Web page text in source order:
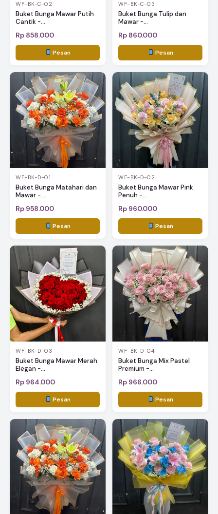
WF-BK-C-02
Buket Bunga Mawar Putih
Cantik -...
Rp 858.000
Pesan
WF-BK-C-03
Buket Bunga Tulip dan
Mawar -...
Rp 860.000
Pesan
WF-BK-D-01
Buket Bunga Matahari dan
Mawar -...
Rp 958.000
Pesan
WF-BK-D-02
Buket Bunga Mawar Pink
Penuh -...
Rp 960.000
Pesan
WF-BK-D-03
Buket Bunga Mawar Merah
Elegan -...
Rp 964.000
Pesan
WF-BK-D-04
Buket Bunga Mix Pastel
Premium -...
Rp 966.000
Pesan